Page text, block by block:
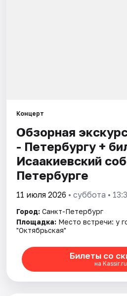
Концерт
Обзорная
- Петербургу +
Исаакиевский
Петербурге
11 июля 2026 • суббота •
Город: Санкт-Петербург
Площадка: Место встречи: у
"Октябрьская"
Билеты со
на Kassir.ru